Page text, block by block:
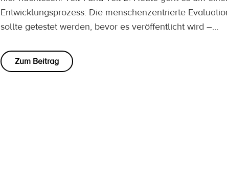
Entwicklungsprozess: Die menschenzentrierte
sollte getestet werden, bevor es veröffentlicht wird –…
Zum Beitrag